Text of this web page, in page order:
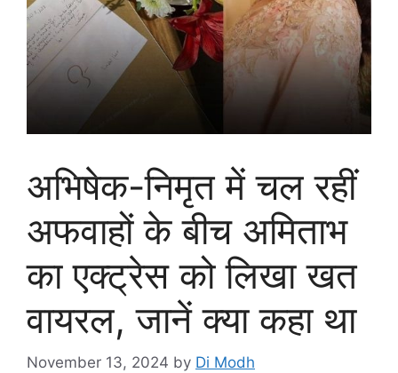
अभिषेक-निमृत में चल रहीं
अफवाहों के बीच अमिताभ
का एक्ट्रेस को लिखा खत
वायरल, जानें क्या कहा था
November 13, 2024 by Di Modh